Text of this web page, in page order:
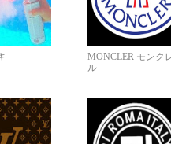
MONCLER モンク
ル